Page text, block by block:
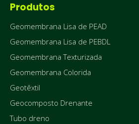
Produtos
Geomembrana Lisa de PEAD
Geomembrana Lisa de PEBDL
Geomembrana Texturizada
Geomembrana Colorida
Geotêxtil
Geocomposto Drenante
Tubo dreno